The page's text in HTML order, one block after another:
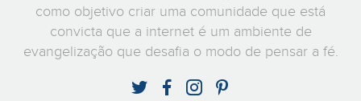
como objetivo criar uma comunidade que está
convicta que a internet é um ambiente de
evangelização que desafia o modo de pensar a fé.